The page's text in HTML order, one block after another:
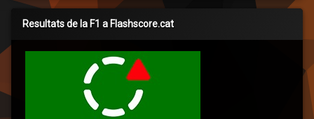
Resultats de la F1 a Flashscore.cat